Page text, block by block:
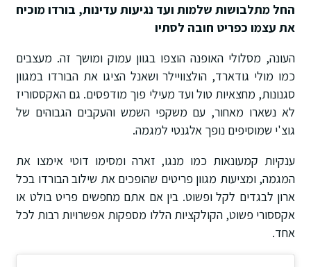
החל מתלבושות שלמות ועד נגיעות עדינות, בורדו מוכיח
את עצמו כפריט חובה לסתיו
העונה, מסלולי האופנה הוצפו בגוון עמוק ומושך זה. מעצבים
כמו מולי גודארד, הולצוויילר ושאנל הציגו את הבורדו במגוון
סגנונות, מחצאיות טול ועד מעילי פוך מודפסים. גם האקססוריז
לא נשארו מאחור, עם משקפי השמש והעקבים הגבוהים של
גוצ'י שמוסיפים נופך אלגנטי למגמה.
ענקיות קמעונאות כמו מנגו, זארה ומסימו דוטי אימצו את
המגמה, ומציעות מגוון פריטים שהופכים את שילוב הבורדו בכל
ארון לבגדים לקל ופשוט. בין אם אתם מחפשים פריט בולט או
אקססורי פשוט, הקולקציות הללו מספקות אפשרויות רבות לכל
אחד.